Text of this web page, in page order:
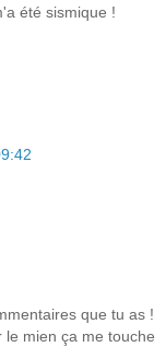
été sismique !
que tu as !
mien ça me touche